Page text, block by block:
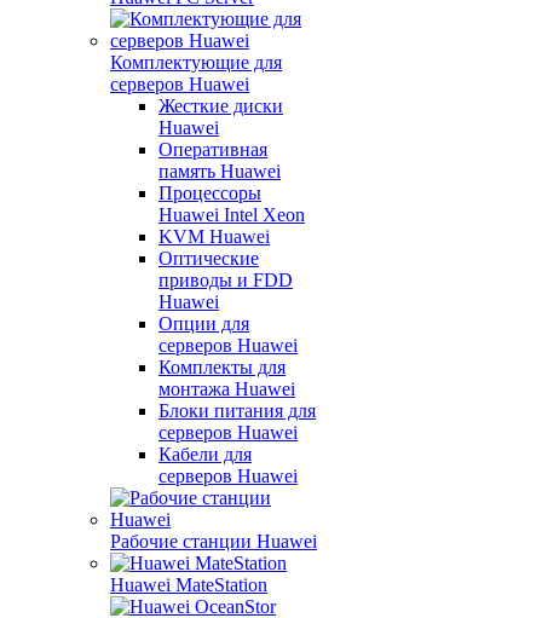
Комплектующие для
серверов Huawei
Жесткие диски
Huawei
Оперативная
память Huawei
Процессоры
Huawei Intel Xeon
KVM Huawei
Оптические
приводы и FDD
Huawei
Опции для
серверов Huawei
Комплекты для
монтажа Huawei
Блоки питания для
серверов Huawei
Кабели для
серверов Huawei
Рабочие станции Huawei
Huawei MateStation